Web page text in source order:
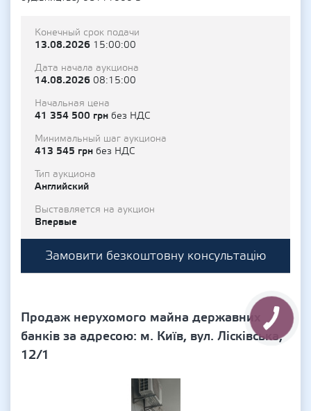
Конечный срок подачи
13.08.2026 15:00:00
Дата начала аукциона
14.08.2026 08:15:00
Начальная цена
41 354 500 грн без НДС
Минимальный шаг аукциона
413 545 грн без НДС
Тип аукциона
Английский
Выставляется на аукцион
Впервые
Замовити безкоштовну консультацію
Продаж нерухомого майна державних
банків за адресою: м. Київ, вул. Лісківська,
12/1